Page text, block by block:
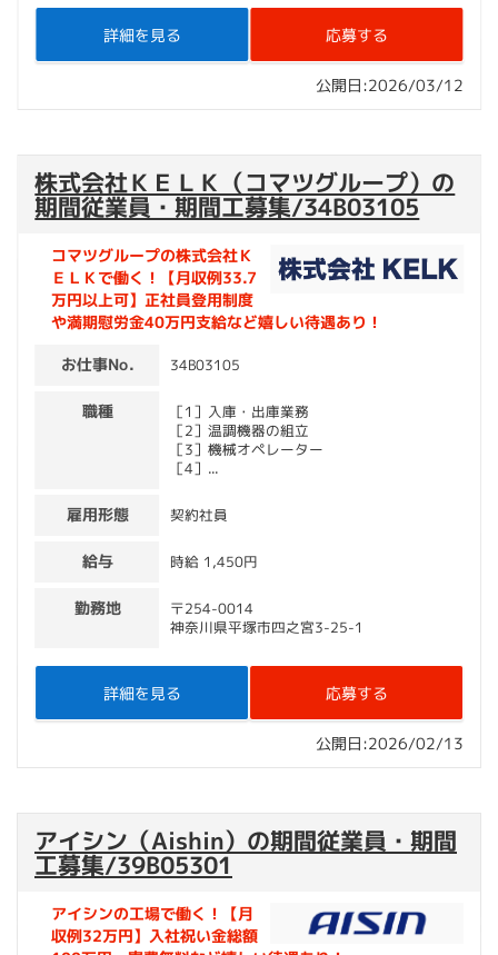
応募する
詳細を見る
公開日:2026/03/12
株式会社ＫＥＬＫ（コマツグループ）の
期間従業員・期間工募集/34B03105
コマツグループの株式会社Ｋ
ＥＬＫで働く！【月収例33.7
万円以上可】正社員登用制度
や満期慰労金40万円支給など嬉しい待遇あり！
お仕事No. 34B03105
職種
［1］入庫・出庫業務
［2］温調機器の組立
［3］機械オペレーター
［4］...
雇用形態 契約社員
給与 時給 1,450円
勤務地 〒254-0014
神奈川県平塚市四之宮3-25-1
応募する
詳細を見る
公開日:2026/02/13
アイシン（Aishin）の期間従業員・期間
工募集/39B05301
アイシンの工場で働く！【月
収例32万円】入社祝い金総額